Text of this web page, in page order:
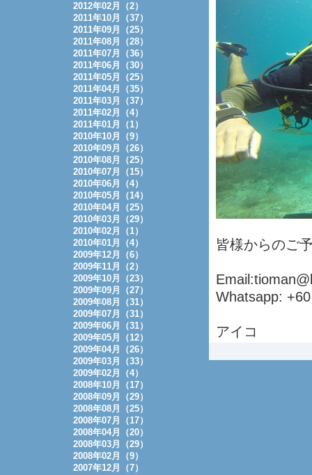
皆様からのご
Whatsapp:
アイコ
2012年02月（2）
2011年10月（37）
2011年09月（25）
2011年08月（28）
2011年07月（36）
2011年06月（30）
2011年05月（25）
2011年04月（35）
2011年03月（37）
2011年02月（4）
2011年01月（1）
2010年10月（9）
2010年09月（26）
2010年08月（25）
2010年07月（15）
2010年06月（4）
2010年05月（14）
2010年04月（25）
2010年03月（29）
2010年02月（1）
2010年01月（4）
2009年12月（6）
2009年11月（2）
2009年10月（23）
2009年09月（27）
2009年08月（31）
2009年07月（31）
2009年06月（31）
2009年05月（12）
2009年04月（26）
2009年03月（33）
2009年02月（4）
2008年10月（17）
2008年09月（29）
2008年08月（25）
2008年07月（17）
2008年04月（20）
2008年03月（29）
2008年02月（9）
2007年12月（7）